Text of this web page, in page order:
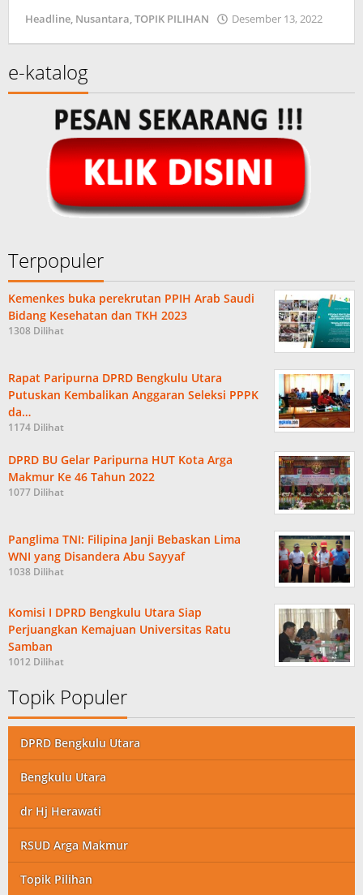
Headline, Nusantara,TOPIK PILIHAN Desember 13, 2022
e-katalog
Terpopuler
Kemenkes buka perekrutan PPIH Arab Saudi
Bidang Kesehatan dan TKH 2023
1308 Dilihat
Rapat Paripurna DPRD Bengkulu Utara
Putuskan Kembalikan Anggaran Seleksi PPPK
da…
1174 Dilihat
DPRD BU Gelar Paripurna HUT Kota Arga
Makmur Ke 46 Tahun 2022
1077 Dilihat
Panglima TNI: Filipina Janji Bebaskan Lima
WNI yang Disandera Abu Sayyaf
1038 Dilihat
Komisi I DPRD Bengkulu Utara Siap
Perjuangkan Kemajuan Universitas Ratu
Samban
1012 Dilihat
Topik Populer
DPRD Bengkulu Utara
Bengkulu Utara
dr Hj Herawati
RSUD Arga Makmur
Topik Pilihan